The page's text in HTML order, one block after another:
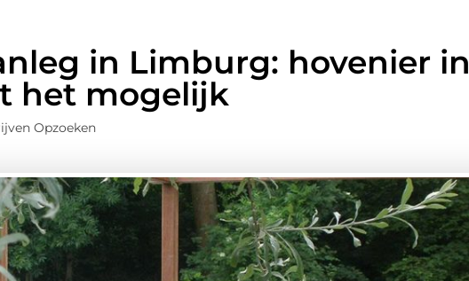
in Limburg: hovenier in
het mogelijk
Opzoeken